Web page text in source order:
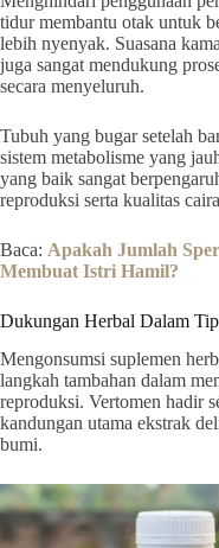
tidur membantu otak untuk
lebih nyenyak. Suasana
juga sangat mendukung
secara menyeluruh.
Tubuh yang bugar setelah
sistem metabolisme yang
yang baik sangat
reproduksi serta kualitas
Baca: Apakah Jumlah
Membuat Istri Hamil?
Dukungan Herbal Dalam
Mengonsumsi suplemen
langkah tambahan dalam
reproduksi. Vertomen hadir
kandungan utama ekstrak
bumi.